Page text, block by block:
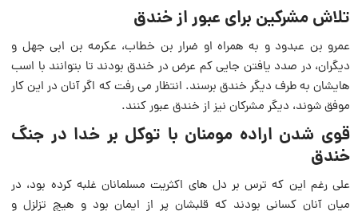
تلاش مشرکین برای عبور از خندق
عمرو بن عبدود و به همراه او ضرار بن خطاب، عکرمه بن ابی جهل و
دیگران، در صدد یافتن جایی کم عرض در خندق بودند تا بتوانند با اسب
هایشان به طرف دیگر خندق برسند. انتظار می رفت که اگر آنان در این کار
موفق شوند، دیگر مشرکان نیز از خندق عبور کنند.
قوی شدن اراده مومنان با توکل بر خدا در جنگ
خندق
علی رغم این که ترس بر دل های اکثریت مسلمانان غلبه کرده بود، در
میان آنان کسانی بودند که قلبشان پر از ایمان بود و هیچ تزلزل و